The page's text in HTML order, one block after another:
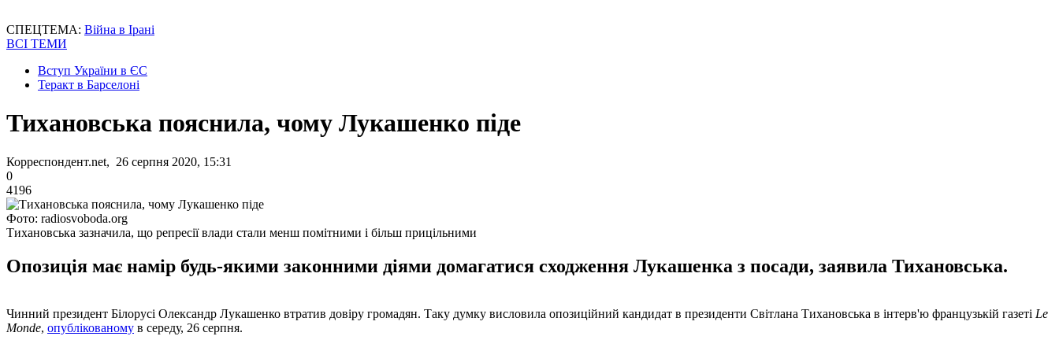
СПЕЦТЕМА: Війна в Ірані
ВСІ ТЕМИ
Вступ України в ЄС
Теракт в Барселоні
Тихановська пояснила, чому Лукашенко піде
Корреспондент.net, 26 серпня 2020, 15:31
0
4196
Фото: radiosvoboda.org
Тихановська зазначила, що репресії влади стали менш помітними і більш прицільними
Опозиція має намір будь-якими законними діями домагатися сходження Лукашенка з посади, заявила Тихановська.
Чинний президент Білорусі Олександр Лукашенко втратив довіру громадян. Таку думку висловила опозиційний кандидат в президенти Світлана Тихановська в інтерв'ю французькій газеті Le
Monde, опублікованому в середу, 26 серпня.